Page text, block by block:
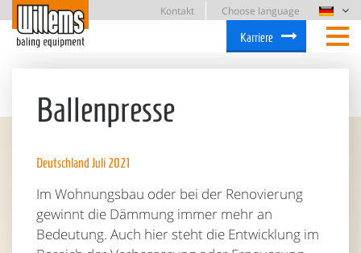
Kontakt
Choose language
Karriere
Ballenpresse
Deutschland Juli 2021
Im Wohnungsbau oder bei der Renovierung
gewinnt die Dämmung immer mehr an
Bedeutung. Auch hier steht die Entwicklung im